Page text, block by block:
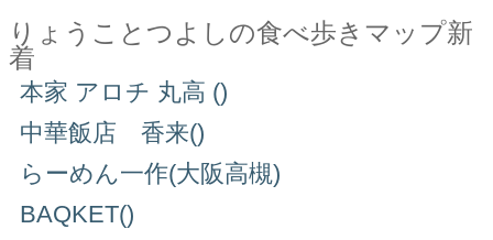
りょうことつよしの食べ歩きマップ新
着
本家 アロチ 丸高 ()
中華飯店 香来()
らーめん一作(大阪高槻)
BAQKET()